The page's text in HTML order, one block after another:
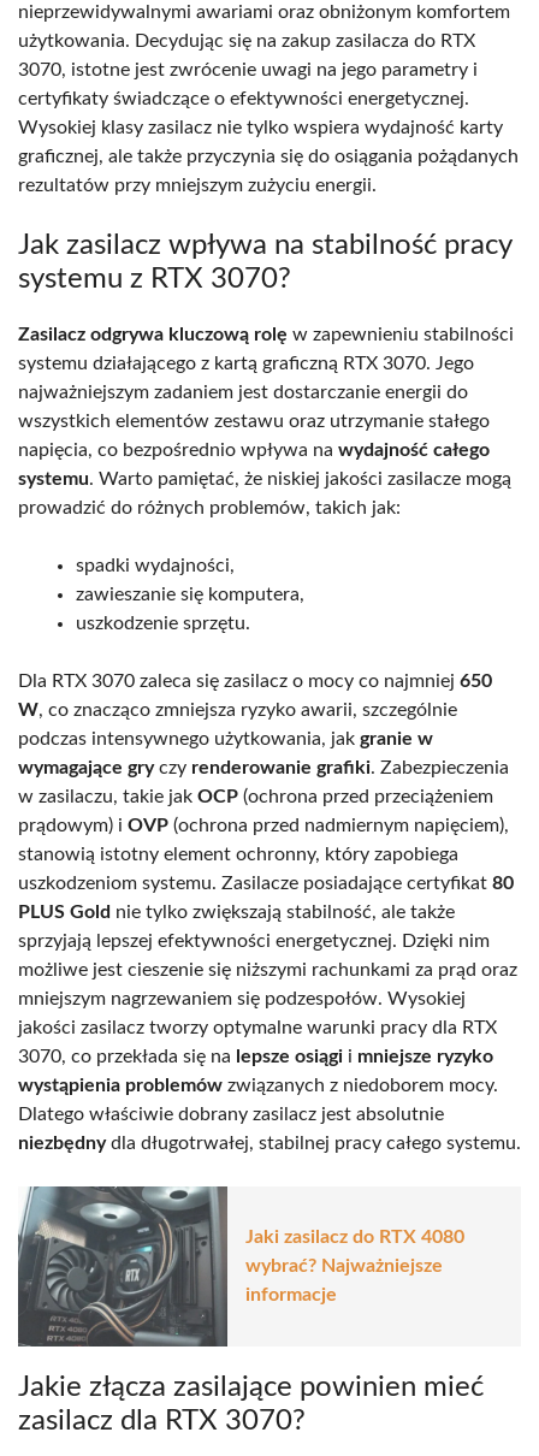
nieprzewidywalnymi awariami oraz obniżonym komfortem
użytkowania. Decydując się na zakup zasilacza do RTX
3070, istotne jest zwrócenie uwagi na jego parametry i
certyfikaty świadczące o efektywności energetycznej.
Wysokiej klasy zasilacz nie tylko wspiera wydajność karty
graficznej, ale także przyczynia się do osiągania pożądanych
rezultatów przy mniejszym zużyciu energii.
Jak zasilacz wpływa na stabilność pracy
systemu z RTX 3070?
Zasilacz odgrywa kluczową rolę w zapewnieniu stabilności
systemu działającego z kartą graficzną RTX 3070. Jego
najważniejszym zadaniem jest dostarczanie energii do
wszystkich elementów zestawu oraz utrzymanie stałego
napięcia, co bezpośrednio wpływa na wydajność całego
systemu. Warto pamiętać, że niskiej jakości zasilacze mogą
prowadzić do różnych problemów, takich jak:
spadki wydajności,
zawieszanie się komputera,
uszkodzenie sprzętu.
Dla RTX 3070 zaleca się zasilacz o mocy co najmniej 650
W, co znacząco zmniejsza ryzyko awarii, szczególnie
podczas intensywnego użytkowania, jak granie w
wymagające gryczy renderowanie grafiki. Zabezpieczenia
w zasilaczu, takie jak OCP (ochrona przed przeciążeniem
prądowym) i OVP (ochrona przed nadmiernym napięciem),
stanowią istotny element ochronny, który zapobiega
uszkodzeniom systemu. Zasilacze posiadające certyfikat 80
PLUS Gold nie tylko zwiększają stabilność, ale także
sprzyjają lepszej efektywności energetycznej. Dzięki nim
możliwe jest cieszenie się niższymi rachunkami za prąd oraz
mniejszym nagrzewaniem się podzespołów. Wysokiej
jakości zasilacz tworzy optymalne warunki pracy dla RTX
3070, co przekłada się na lepsze osiągi i mniejsze ryzyko
wystąpienia problemów związanych z niedoborem mocy.
Dlatego właściwie dobrany zasilacz jest absolutnie
niezbędnydla długotrwałej, stabilnej pracy całego systemu.
Jaki zasilacz do RTX 4080
wybrać? Najważniejsze
informacje
Jakie złącza zasilające powinien mieć
zasilacz dla RTX 3070?